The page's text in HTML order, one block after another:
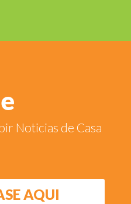
Noticias de Casa
AQUI